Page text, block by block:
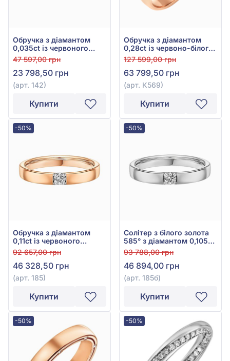
Обручка з діамантом
0,035ct із червоного
золота 585°, арт. 142
47 597,00 грн
23 798,50 грн
(арт. 142)
Купити
Обручка з діамантом
0,28ct із червоно-білого
золота 585°, арт. К569
127 599,00 грн
63 799,50 грн
(арт. К569)
Купити
-50%
Обручка з діамантом
0,11ct із червоного
золота 585°, арт. 185
92 657,00 грн
46 328,50 грн
(арт. 185)
Купити
-50%
Солітер з білого золота
585° з діамантом 0,105ct,
арт. 185б
93 788,00 грн
46 894,00 грн
(арт. 185б)
Купити
-50% -50%